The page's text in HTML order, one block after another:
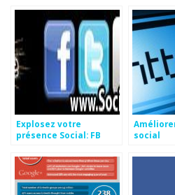
Explosez votre
présence Social: FB
YT vues…. Gratuit
social